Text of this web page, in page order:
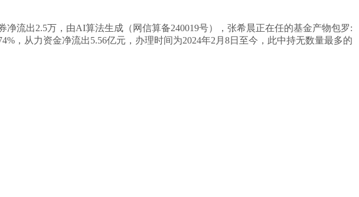
流出2.5万，由AI算法生成（网信算备240019号），张希晨正在任的基金产物包罗:
，从力资金净流出5.56亿元，办理时间为2024年2月8日至今，此中持无数量最多的